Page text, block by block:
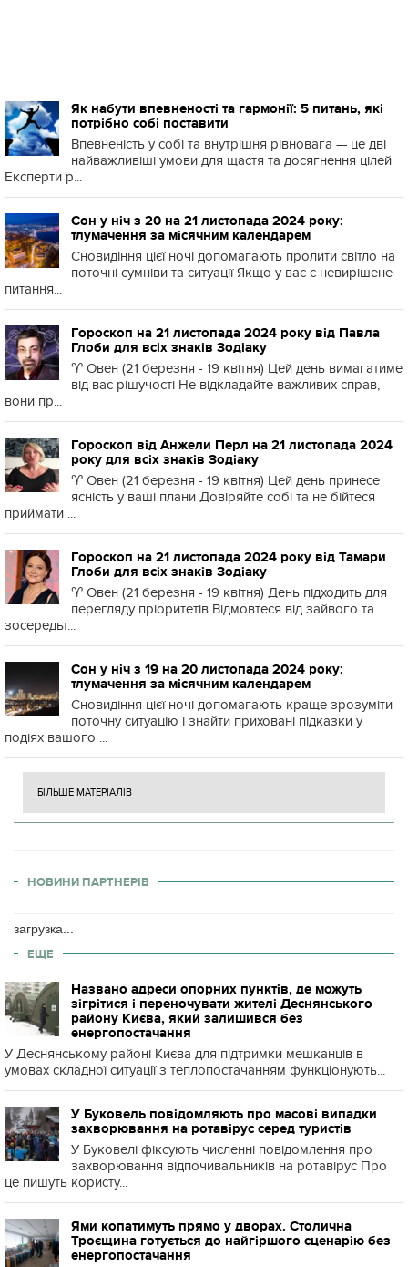
Як набути впевненості та гармонії: 5 питань, які
потрібно собі поставити
Впевненість у собі та внутрішня рівновага — це дві
найважливіші умови для щастя та досягнення цілей
Експерти р...
Сон у ніч з 20 на 21 листопада 2024 року:
тлумачення за місячним календарем
Сновидіння цієї ночі допомагають пролити світло на
поточні сумніви та ситуації Якщо у вас є невирішене
питання...
Гороскоп на 21 листопада 2024 року від Павла
Глоби для всіх знаків Зодіаку
♈️ Овен (21 березня - 19 квітня) Цей день вимагатиме
від вас рішучості Не відкладайте важливих справ,
вони пр...
Гороскоп від Анжели Перл на 21 листопада 2024
року для всіх знаків Зодіаку
♈️ Овен (21 березня - 19 квітня) Цей день принесе
ясність у ваші плани Довіряйте собі та не бійтеся
приймати ...
Гороскоп на 21 листопада 2024 року від Тамари
Глоби для всіх знаків Зодіаку
♈️ Овен (21 березня - 19 квітня) День підходить для
перегляду пріоритетів Відмовтеся від зайвого та
зосередьт...
Сон у ніч з 19 на 20 листопада 2024 року:
тлумачення за місячним календарем
Сновидіння цієї ночі допомагають краще зрозуміти
поточну ситуацію і знайти приховані підказки у
подіях вашого ...
БІЛЬШЕ МАТЕРІАЛІВ
НОВИНИ ПАРТНЕРІВ
загрузка...
ЕЩЕ
Названо адреси опорних пунктів, де можуть
зігрітися і переночувати жителі Деснянського
району Києва, який залишився без
енергопостачання
У Деснянському районі Києва для підтримки мешканців в
умовах складної ситуації з теплопостачанням функціонують...
У Буковель повідомляють про масові випадки
захворювання на ротавірус серед туристів
У Буковелі фіксують численні повідомлення про
захворювання відпочивальників на ротавірус Про
це пишуть користу...
Ями копатимуть прямо у дворах. Столична
Троєщина готується до найгіршого сценарію без
енергопостачання